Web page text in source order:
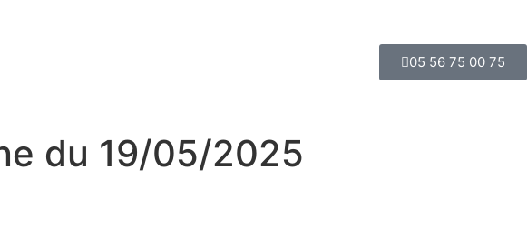
05 56 75 00 75
du 19/05/2025